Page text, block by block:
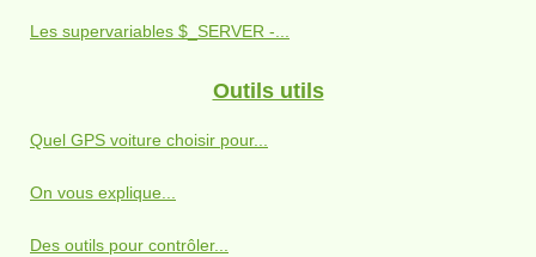
Les supervariables $_SERVER -...
Outils utils
Quel GPS voiture choisir pour...
On vous explique...
Des outils pour contrôler...